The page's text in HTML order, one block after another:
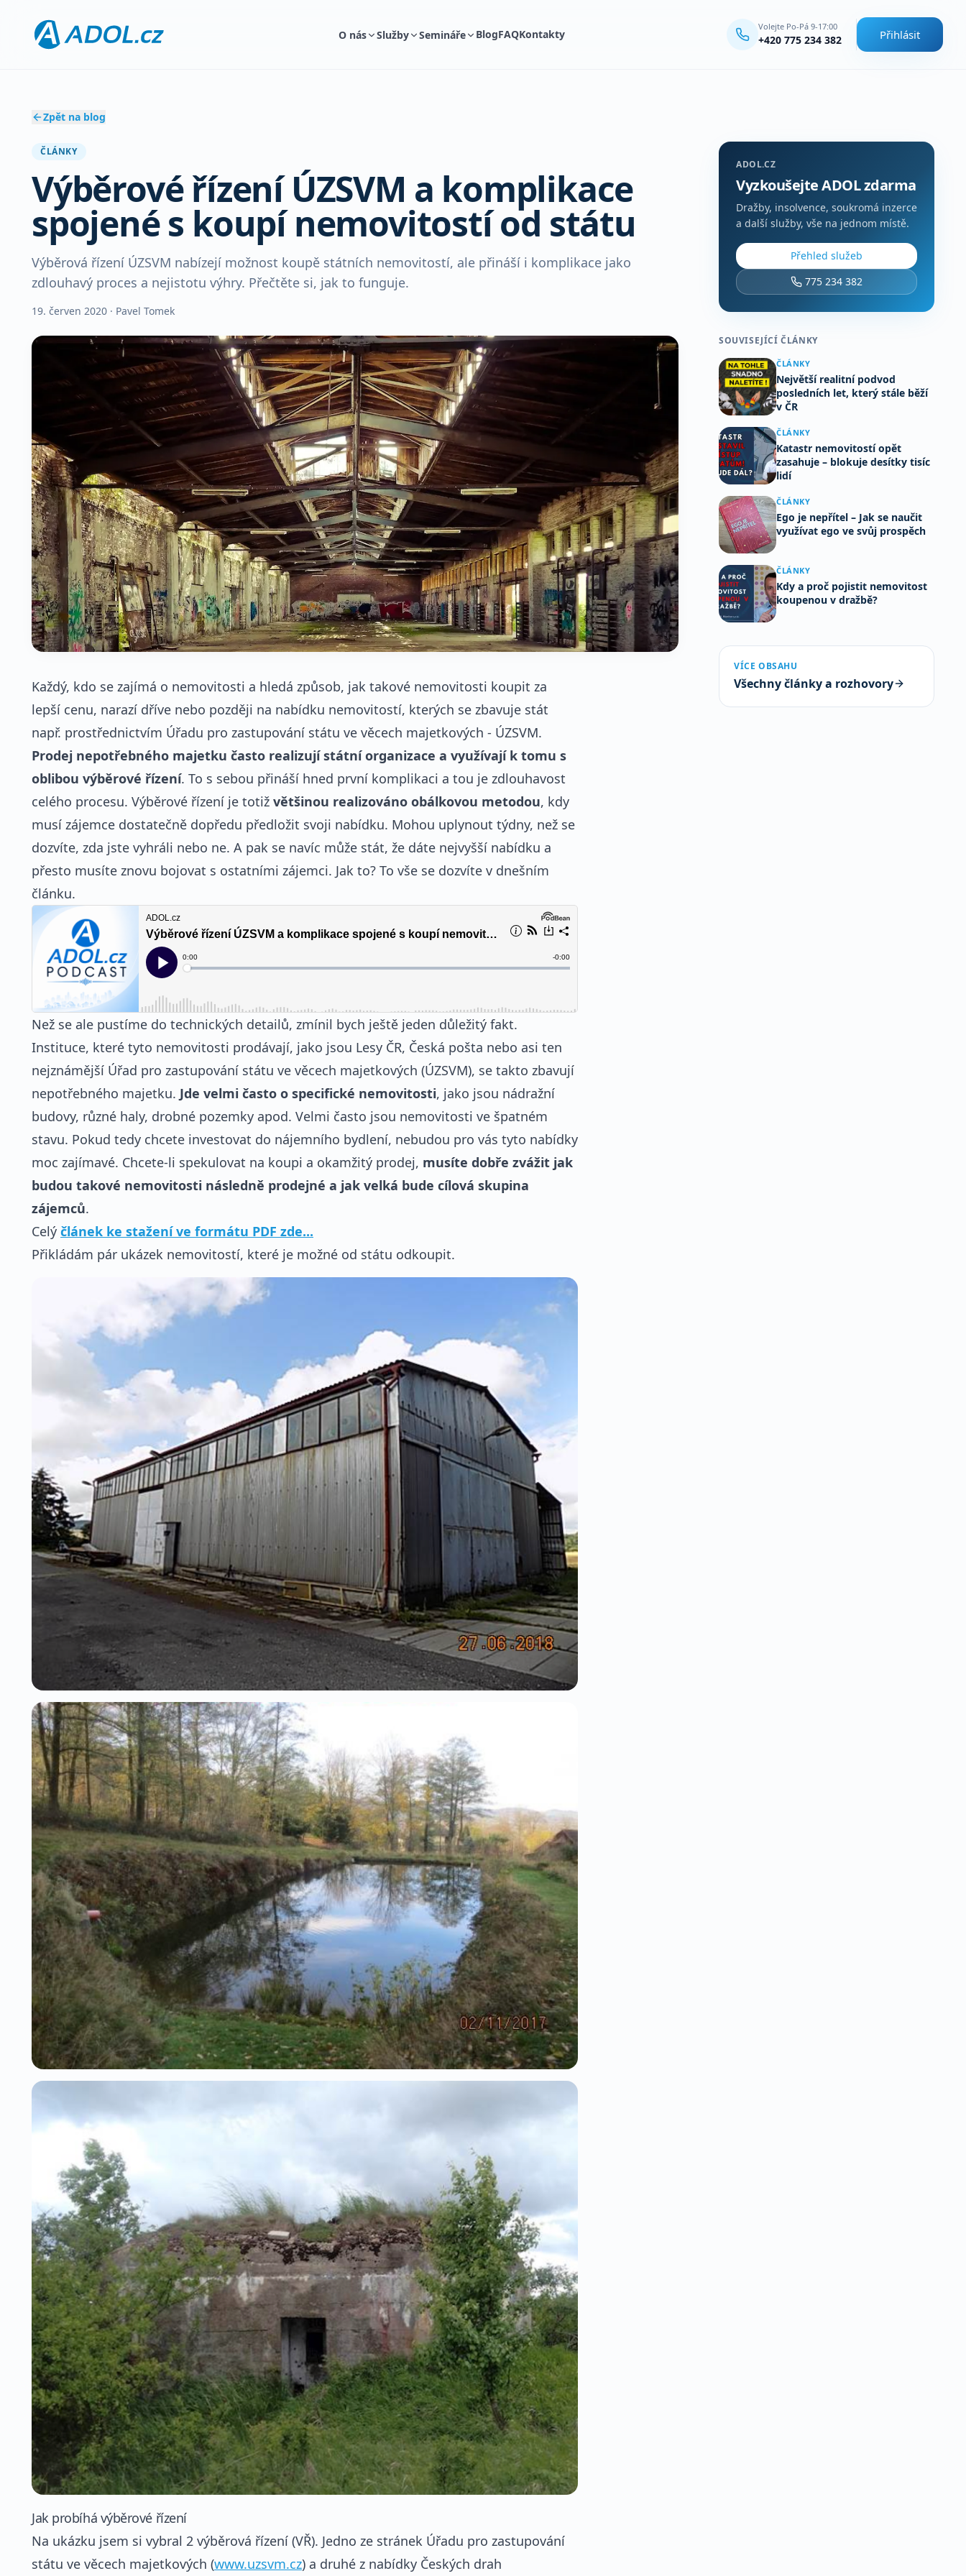
O nás Služby Semináře BlogFAQKontakty
Volejte Po-Pá 9-17:00
+420 775 234 382 Přihlásit
Zpět na blog
ČLÁNKY
Výběrové řízení ÚZSVM a komplikace
spojené s koupí nemovitostí od státu
Výběrová řízení ÚZSVM nabízejí možnost koupě státních nemovitostí, ale přináší i komplikace jako
zdlouhavý proces a nejistotu výhry. Přečtěte si, jak to funguje.
19. červen 2020 · Pavel Tomek
Každý, kdo se zajímá o nemovitosti a hledá způsob, jak takové nemovitosti koupit za
lepší cenu, narazí dříve nebo později na nabídku nemovitostí, kterých se zbavuje stát
např. prostřednictvím Úřadu pro zastupování státu ve věcech majetkových - ÚZSVM.
Prodej nepotřebného majetku často realizují státní organizace a využívají k tomu s
oblibou výběrové řízení. To s sebou přináší hned první komplikaci a tou je zdlouhavost
celého procesu. Výběrové řízení je totiž většinou realizováno obálkovou metodou, kdy
musí zájemce dostatečně dopředu předložit svoji nabídku. Mohou uplynout týdny, než se
dozvíte, zda jste vyhráli nebo ne. A pak se navíc může stát, že dáte nejvyšší nabídku a
přesto musíte znovu bojovat s ostatními zájemci. Jak to? To vše se dozvíte v dnešním
článku.
Než se ale pustíme do technických detailů, zmínil bych ještě jeden důležitý fakt.
Instituce, které tyto nemovitosti prodávají, jako jsou Lesy ČR, Česká pošta nebo asi ten
nejznámější Úřad pro zastupování státu ve věcech majetkových (ÚZSVM), se takto zbavují
nepotřebného majetku. Jde velmi často o specifické nemovitosti, jako jsou nádražní
budovy, různé haly, drobné pozemky apod. Velmi často jsou nemovitosti ve špatném
stavu. Pokud tedy chcete investovat do nájemního bydlení, nebudou pro vás tyto nabídky
moc zajímavé. Chcete-li spekulovat na koupi a okamžitý prodej, musíte dobře zvážit jak
budou takové nemovitosti následně prodejné a jak velká bude cílová skupina
zájemců.
Celý článek ke stažení ve formátu PDF zde...
Přikládám pár ukázek nemovitostí, které je možné od státu odkoupit.
Jak probíhá výběrové řízení
Na ukázku jsem si vybral 2 výběrová řízení (VŘ). Jedno ze stránek Úřadu pro zastupování
státu ve věcech majetkových (www.uzsvm.cz) a druhé z nabídky Českých drah
ADOL.CZ
Vyzkoušejte ADOL zdarma
Dražby, insolvence, soukromá inzerce
a další služby, vše na jednom místě.
Přehled služeb
775 234 382
SOUVISEJÍCÍ ČLÁNKY
ČLÁNKY
Největší realitní podvod
posledních let, který stále běží
v ČR
ČLÁNKY
Katastr nemovitostí opět
zasahuje – blokuje desítky tisíc
lidí
ČLÁNKY
Ego je nepřítel – Jak se naučit
využívat ego ve svůj prospěch
ČLÁNKY
Kdy a proč pojistit nemovitost
koupenou v dražbě?
VÍCE OBSAHU
Všechny články a rozhovory